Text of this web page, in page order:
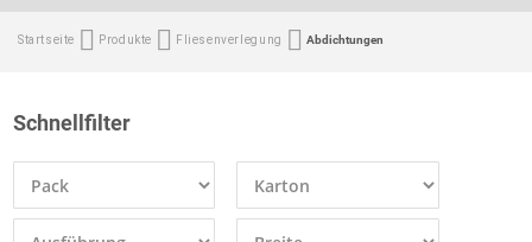
Startseite Produkte Fliesenverlegung Abdichtungen
Schnellfilter